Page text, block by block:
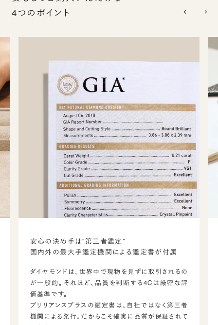
4つのポイント
安心の決め手は“第三者鑑定”
国内外の最大手鑑定機関による鑑定書が付属
ダイヤモンドは、世界中で現物を見ずに取引されるの
が一般的。それほど、品質を判断する4Cは厳密な評
価基準です。
ブリリアンスプラスの鑑定書は、自社ではなく第三者
機関による発行。だからこそ確実に品質が保証されて